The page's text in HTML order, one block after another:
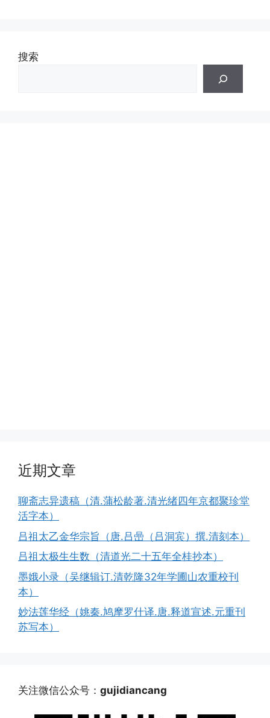
搜索
近期文章
聊斋志异遗稿（清.蒲松龄著.清光绪四年京都聚珍堂
活字本）
吕祖太乙金华宗旨（唐.吕喦（吕洞宾）撰.清刻本）
吕祖太极生生数（清道光二十五年全桂抄本）
墨娥小录（吴继辑订.清乾隆32年学圃山农重校刊
本）
妙法莲华经（姚秦.鸠摩罗什译.唐.释道宣述.元重刊
苏写本）
关注微信公众号： gujidiancang